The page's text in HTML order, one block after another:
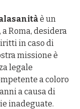
è un
Roma, desidera
in caso di
missione è
legale
a coloro
a causa di
inadeguate.